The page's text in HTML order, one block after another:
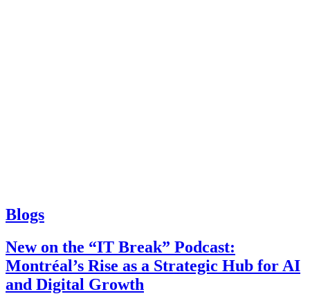
Blogs
New on the “IT Break” Podcast:
Montréal’s Rise as a Strategic Hub for AI
and Digital Growth